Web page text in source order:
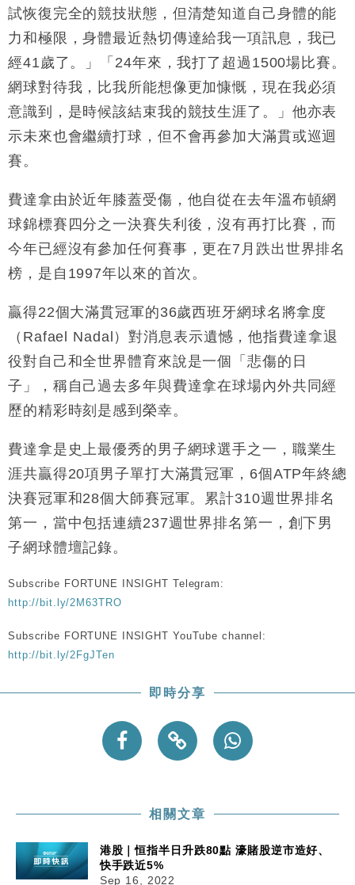
12:30
財經｜香港7月PMI回落至51 企業擴張放慢兼縮減人
手
11:40
財經｜黑石傳再籌逾360億美元 支援Anthropic租用
Google晶片
10:57
財經｜美商務部擬擴大金屬關稅範圍 14類產品或加徵
25%
18:15
本地｜新世界K11 9月升級會員制度 增鉑金卡級別鎖
定高消費客群
17:40
16:33
財經｜滙控重啟最多10億美元回購 派息比率目標維持
50%
試恢復完全的競技狀態，但清楚知道自己身體的能
力和極限，身體最近熱切傳達給我一項訊息，我已
經41歲了。」「24年來，我打了超過1500場比賽。
網球對待我，比我所能想像更加慷慨，現在我必須
意識到，是時候該結束我的競技生涯了。」他亦表
示未來也會繼續打球，但不會再參加大滿貫或巡迴
賽。
費達拿由於近年膝蓋受傷，他自從在去年溫布頓網
球錦標賽四分之一決賽失利後，沒有再打比賽，而
今年已經沒有參加任何賽事，更在7月跌出世界排名
榜，是自1997年以來的首次。
贏得22個大滿貫冠軍的36歲西班牙網球名將拿度
（Rafael Nadal）對消息表示遺憾，他指費達拿退
役對自己和全世界體育來說是一個「悲傷的日
子」，稱自己過去多年與費達拿在球場內外共同經
歷的精彩時刻是感到榮幸。
費達拿是史上最優秀的男子網球選手之一，職業生
涯共贏得20項男子單打大滿貫冠軍，6個ATP年終總
決賽冠軍和28個大師賽冠軍。累計310週世界排名
第一，當中包括連續237週世界排名第一，創下男
子網球體壇記錄。
Subscribe FORTUNE INSIGHT Telegram:
http://bit.ly/2M63TRO
Subscribe FORTUNE INSIGHT YouTube channel:
http://bit.ly/2FgJTen
即時分享
相關文章
港股｜恒指半日升跌80點 濠賭股逆市造好、
快手跌近5%
Sep 16, 2022